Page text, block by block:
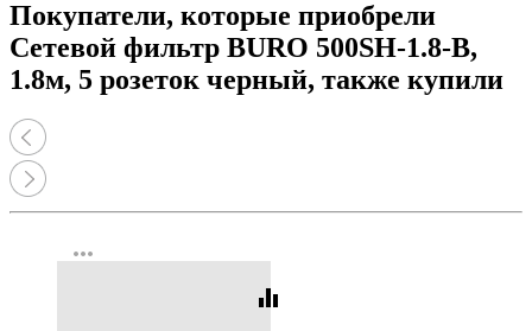
Покупатели, которые приобрели
Сетевой фильтр BURO 500SH-1.8-В,
1.8м, 5 розеток черный, также купили
more_horiz
equalizer